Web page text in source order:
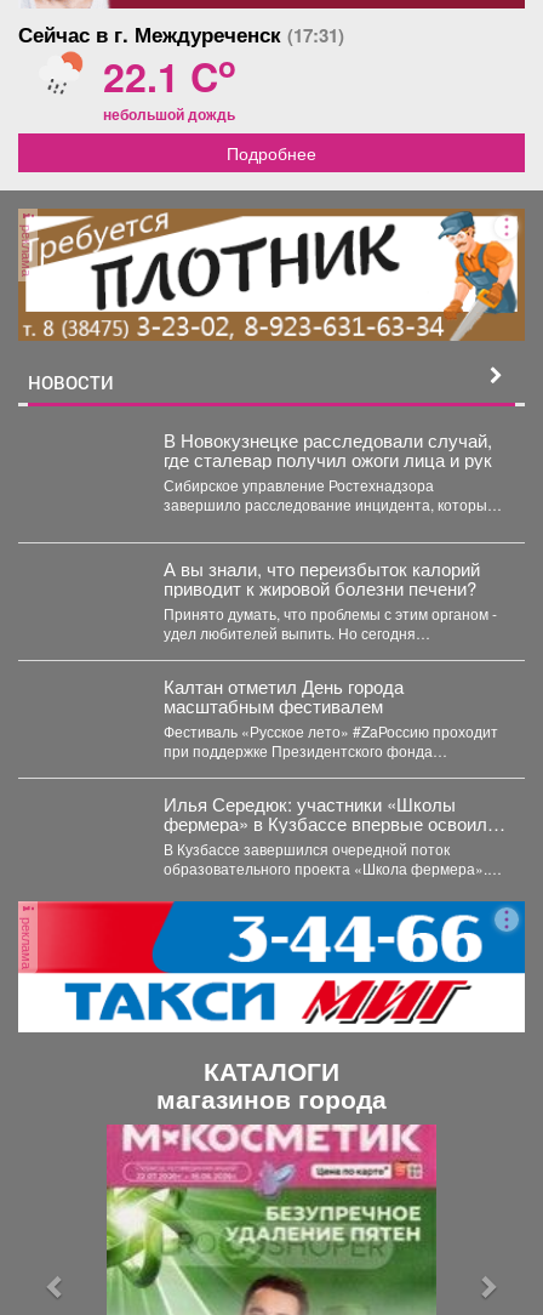
Сейчас в г. Междуреченск (17:31)
22.1 Co
небольшой дождь
Подробнее
реклама
НОВОСТИ
В Новокузнецке расследовали случай,
где сталевар получил ожоги лица и рук
Сибирское управление Ростехнадзора
завершило расследование инцидента, который
металлургического...
А вы знали, что переизбыток калорий
приводит к жировой болезни печени?
Принято думать, что проблемы с этим органом -
удел любителей выпить. Но сегодня
Калтан отметил День города
масштабным фестивалем
Фестиваль «Русское лето» #ZaРоссию проходит
при поддержке Президентского фонда
Илья Середюк: участники «Школы
фермера» в Кузбассе впервые освоили
работу с агродронами
В Кузбассе завершился очередной поток
образовательного проекта «Школа фермера».
реклама
КАТАЛОГИ
магазинов города